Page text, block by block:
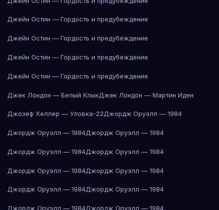
Джейн Остин — Гордость и предубеждение
Джейн Остин — Гордость и предубеждение
Джейн Остин — Гордость и предубеждение
Джейн Остин — Гордость и предубеждение
Джек Лондон — Белый КлыкДжек Лондон — Мартин Иден
Джозеф Хеллер — Уловка-22Джордж Оруэлл — 1984
Джордж Оруэлл — 1984Джордж Оруэлл — 1984
Джордж Оруэлл — 1984Джордж Оруэлл — 1984
Джордж Оруэлл — 1984Джордж Оруэлл — 1984
Джордж Оруэлл — 1984Джордж Оруэлл — 1984
Джордж Оруэлл — 1984Джордж Оруэлл — 1984